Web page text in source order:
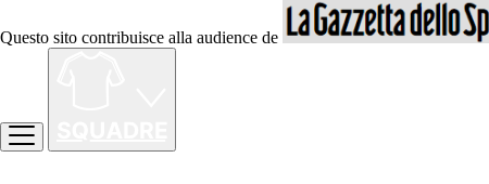
Questo sito contribuisce alla audience de